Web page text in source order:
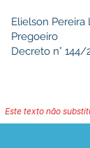
Elielson Pereira
Pregoeiro
Decreto n° 144/
Este texto não